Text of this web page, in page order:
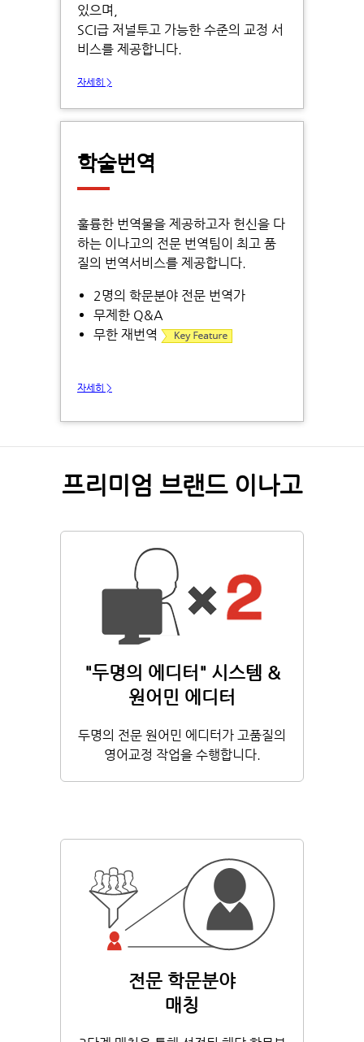
있으며,
SCI급 저널투고 가능한 수준의 교정 서
비스를 제공합니다.
자세히 >
학술번역
훌륭한 번역물을 제공하고자 헌신을 다
하는 이나고의 전문 번역팀이 최고 품
질의 번역서비스를 제공합니다.
2명의 학문분야 전문 번역가
무제한 Q&A
무한 재번역
자세히 >
프리미엄 브랜드 이나고
"두명의 에디터" 시스템 &
원어민 에디터
두명의 전문 원어민 에디터가 고품질의
영어교정 작업을 수행합니다.
전문 학문분야
매칭